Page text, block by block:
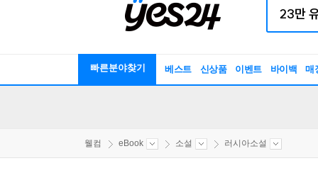
빠른분야찾기 베스트 신상품 이벤트 바이백 매
웰컴 eBook 소설 러시아소설